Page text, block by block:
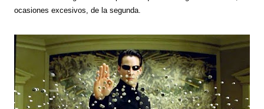
ocasiones excesivos, de la segunda.